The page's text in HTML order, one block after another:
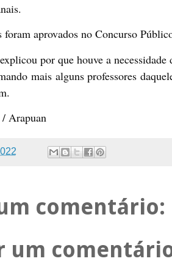
foram aprovados no Concurso
por que houve a
mais alguns professores
Arapuan
comentário:
um